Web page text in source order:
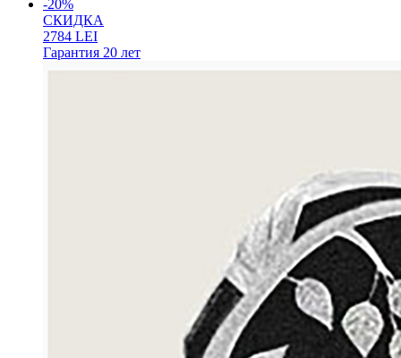
-20%
СКИДКА
2784 LEI
Гарантия 20 лет